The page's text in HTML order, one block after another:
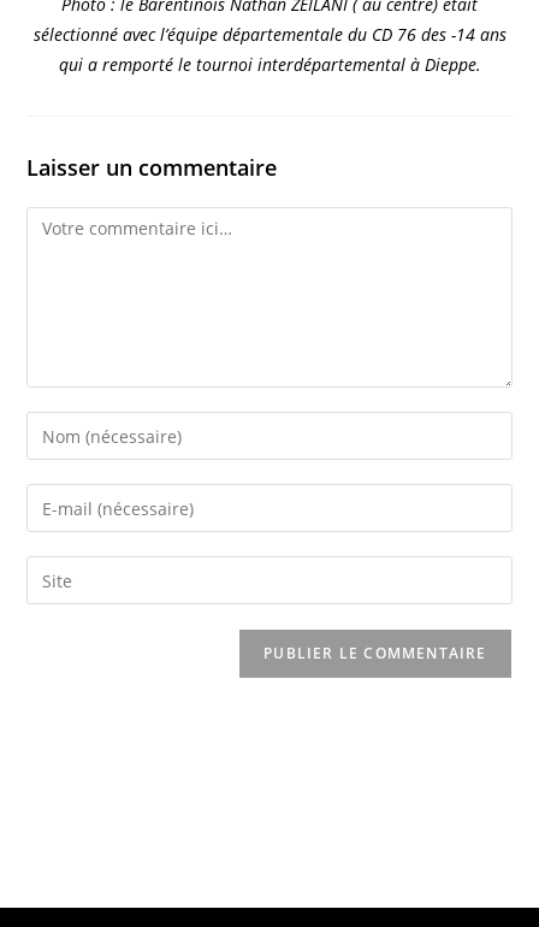
sélectionné avec l’équipe départementale du CD 76 des -14 ans
qui a remporté le tournoi interdépartemental à Dieppe.
Laisser un commentaire